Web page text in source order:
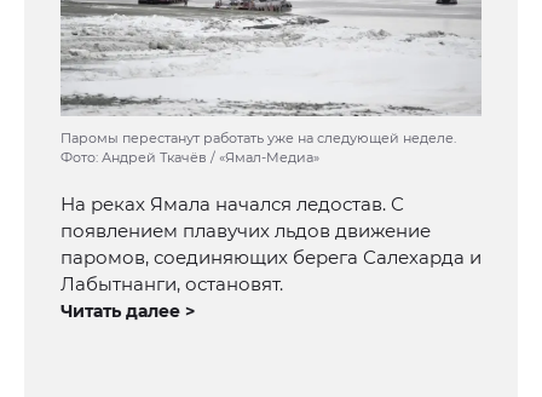
Паромы перестанут работать уже на следующей неделе.
Фото: Андрей Ткачёв / «Ямал-Медиа»
На реках Ямала начался ледостав. С
появлением плавучих льдов движение
паромов, соединяющих берега Салехарда и
Лабытнанги, остановят.
Читать далее >